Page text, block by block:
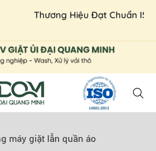
Hiệu Đạt Chuẩn ISO
máy giặt lẫn quần áo